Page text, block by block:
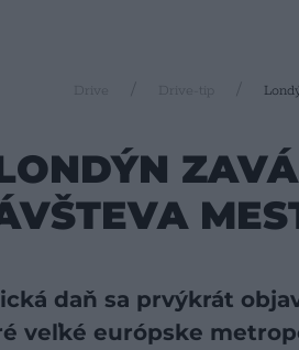
Drive Drive-tip
daň sa prvýkrát
veľké európske